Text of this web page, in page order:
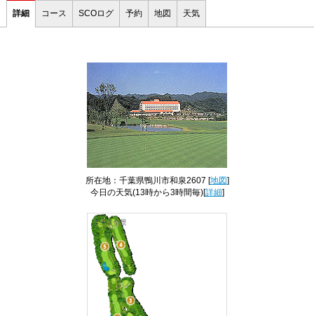
詳細 コース SCOログ 予約 地図 天気
所在地：千葉県鴨川市和泉2607 [地図]
今日の天気(13時から3時間毎)[詳細]
コース全景